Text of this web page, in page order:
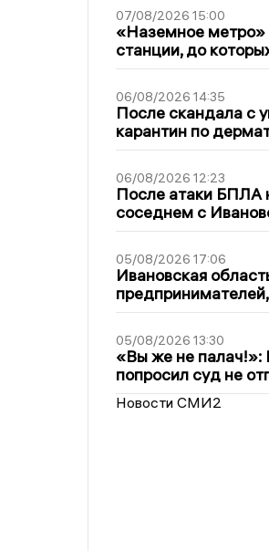
07/08/2026 15:00
«Наземное метро»
станции, до
06/08/2026 14:35
После скандала с
карантин по
06/08/2026 12:23
После атаки БПЛА
соседнем с
05/08/2026 17:06
Ивановская
05/08/2026 13:30
«Вы же не палач!»:
попросил суд не
Новости СМИ2